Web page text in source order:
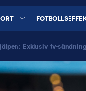
Exklusiv tv-